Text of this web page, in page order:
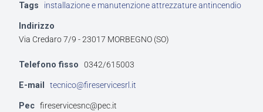
Tags installazione e manutenzione attrezzature antincendio
Indirizzo
Via Credaro 7/9 - 23017 MORBEGNO (SO)
Telefono fisso 0342/615003
E-mail tecnico@fireservicesrl.it
Pec fireservicesnc@pec.it